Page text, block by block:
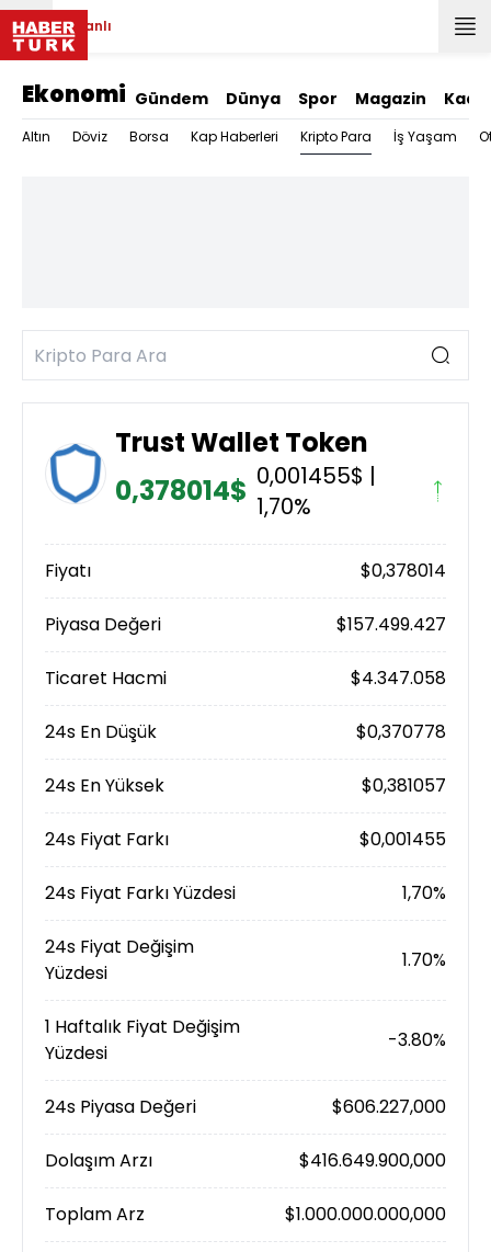
Canlı
Ekonomi Gündem Dünya Spor Magazin
Altın Döviz Borsa Kap Haberleri Kripto Para İş Yaşam
Trust Wallet Token
0,378014$ 0,001455$ |
1,70%
Fiyatı $0,378014
Piyasa Değeri $157.499.427
Ticaret Hacmi $4.347.058
24s En Düşük $0,370778
24s En Yüksek $0,381057
24s Fiyat Farkı $0,001455
24s Fiyat Farkı Yüzdesi 1,70%
24s Fiyat Değişim
Yüzdesi
1.70%
1 Haftalık Fiyat Değişim
Yüzdesi
-3.80%
24s Piyasa Değeri $606.227,000
Dolaşım Arzı $416.649.900,000
Toplam Arz $1.000.000.000,000